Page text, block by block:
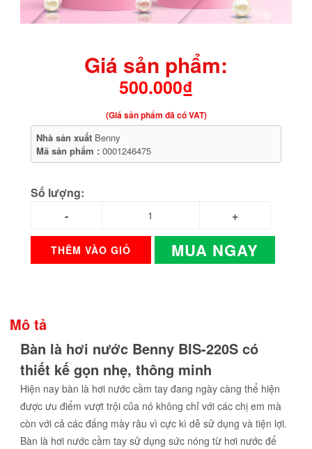
Giá sản phẩm:
500.000₫
(Giá sản phẩm đã có VAT)
Nhà sản xuất Benny
Mã sản phẩm : 0001246475
Số lượng:
THÊM VÀO GIỎ MUA NGAY
Mô tả
Bàn là hơi nước Benny BIS-220S có
thiết kế gọn nhẹ, thông minh
Hiện nay bàn là hơi nước cầm tay đang ngày càng thể hiện
được ưu điểm vượt trội của nó không chỉ với các chị em mà
còn với cả các đấng mày râu vì cực kì dễ sử dụng và tiện lợi.
Bàn là hơi nước cầm tay sử dụng sức nóng từ hơi nước để